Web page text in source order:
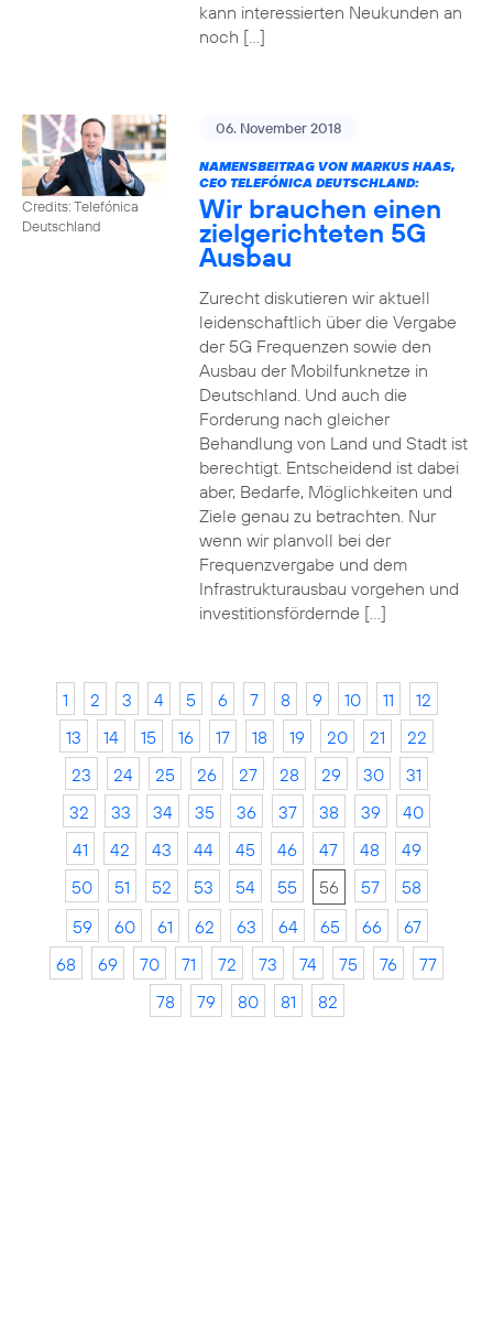
kann interessierten Neukunden an
noch […]
Credits: Telefónica
Deutschland
06. November 2018
NAMENSBEITRAG VON MARKUS HAAS,
CEO TELEFÓNICA DEUTSCHLAND:
Wir brauchen einen
zielgerichteten 5G
Ausbau
Zurecht diskutieren wir aktuell
leidenschaftlich über die Vergabe
der 5G Frequenzen sowie den
Ausbau der Mobilfunknetze in
Deutschland. Und auch die
Forderung nach gleicher
Behandlung von Land und Stadt ist
berechtigt. Entscheidend ist dabei
aber, Bedarfe, Möglichkeiten und
Ziele genau zu betrachten. Nur
wenn wir planvoll bei der
Frequenzvergabe und dem
Infrastrukturausbau vorgehen und
investitionsfördernde […]
1 2 3 4 5 6 7 8 9 10 11
12
13
14 15 16 17 18 19 20 21
22
23
24 25 26 27 28 29 30
31
32
33 34 35 36 37 38 39
40
41
42 43 44 45 46 47 48
49
50
51 52 53 54 55 56 57
58
59
60 61 62 63 64 65 66
67
68
69 70 71 72 73 74 75 76
77
78
79 80 81 82